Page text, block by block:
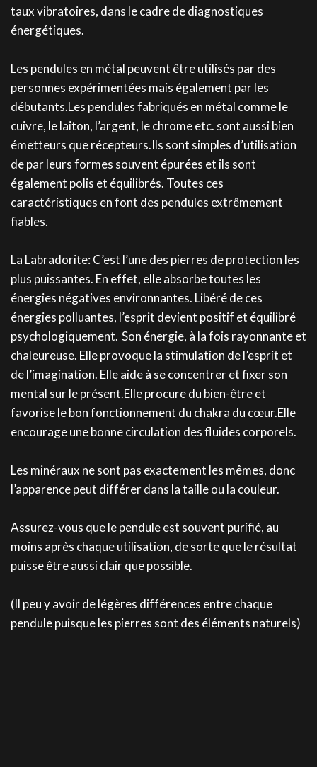
taux vibratoires, dans le cadre de diagnostiques
énergétiques.
Les pendules en métal peuvent être utilisés par des
personnes expérimentées mais également par les
débutants.Les pendules fabriqués en métal comme le
cuivre, le laiton, l’argent, le chrome etc. sont aussi bien
émetteurs que récepteurs.Ils sont simples d’utilisation
de par leurs formes souvent épurées et ils sont
également polis et équilibrés. Toutes ces
caractéristiques en font des pendules extrêmement
fiables.
La Labradorite: C’est l’une des pierres de protection les
plus puissantes. En effet, elle absorbe toutes les
énergies négatives environnantes. Libéré de ces
énergies polluantes, l’esprit devient positif et équilibré
psychologiquement. Son énergie, à la fois rayonnante et
chaleureuse. Elle provoque la stimulation de l’esprit et
de l’imagination. Elle aide à se concentrer et fixer son
mental sur le présent.Elle procure du bien-être et
favorise le bon fonctionnement du chakra du cœur.Elle
encourage une bonne circulation des fluides corporels.
Les minéraux ne sont pas exactement les mêmes, donc
l’apparence peut différer dans la taille ou la couleur.
Assurez-vous que le pendule est souvent purifié, au
moins après chaque utilisation, de sorte que le résultat
puisse être aussi clair que possible.
(Il peu y avoir de légères différences entre chaque
pendule puisque les pierres sont des éléments naturels)